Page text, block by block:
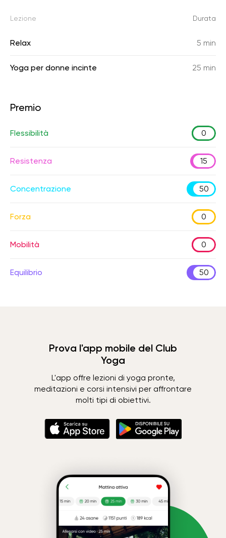
Lezione Durata
Relax 5 min
Yoga per donne incinte 25 min
Premio
Flessibilità 0
Resistenza 15
Concentrazione 50
Forza 0
Mobilità 0
Equilibrio 50
Prova l'app mobile del Club
Yoga
L'app offre lezioni di yoga pronte,
meditazioni e corsi intensivi per affrontare
molti tipi di obiettivi.